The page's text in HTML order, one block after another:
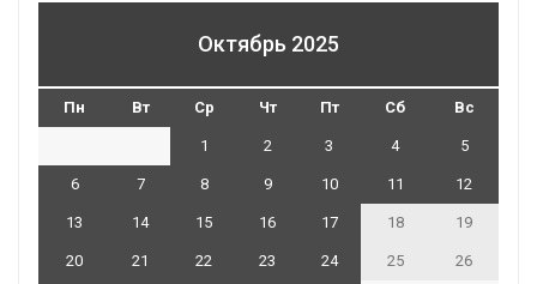
Октябрь 2025
Пн Вт Ср Чт Пт Сб Вс
1 2 3 4 5
6 7 8 9 10 11 12
13 14 15 16 17 18 19
20 21 22 23 24 25 26